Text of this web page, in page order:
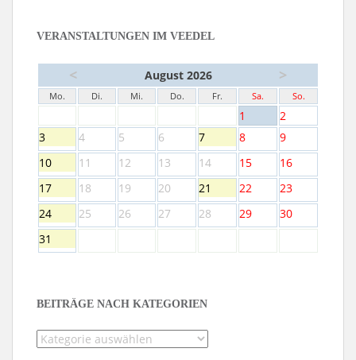
VERANSTALTUNGEN IM VEEDEL
< August 2026 >
Mo. Di. Mi. Do. Fr. Sa. So.
1
2
3
4 5 6 7 8
9
10
11 12 13 14 15
16
17
18 19 20 21 22
23
24
25 26 27 28 29
30
31
BEITRÄGE NACH KATEGORIEN
Beiträge